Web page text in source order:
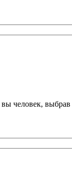
человек, выбрав